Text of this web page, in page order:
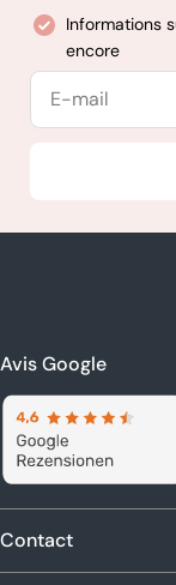
Informations
encore
E-
Avis Google
Contact